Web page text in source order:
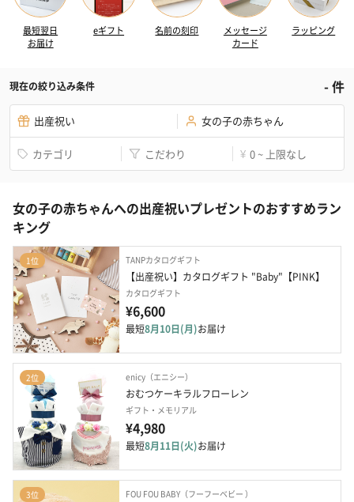
最短翌日
お届け
eギフト 名前の刻印
メッセージ
カード
ラッピング
現在の絞り込み条件 -件
出産祝い 女の子の赤ちゃん
カテゴリ こだわり ¥ 0 ~ 上限なし
女の子の赤ちゃんへの出産祝いプレゼントのおすすめラン
キング
1位 TANPカタログギフト
【出産祝い】カタログギフト "Baby"【PINK】
カタログギフト
¥6,600
最短8月10日(月)お届け
2位 enicy（エニシー）
おむつケーキラルフローレン
ギフト・メモリアル
¥4,980
最短8月11日(火)お届け
3位 FOU FOU BABY（フーフーベビー ）